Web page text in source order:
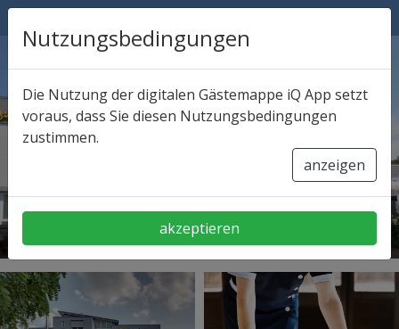
HOTEL MERKUR
Nutzungsbedingungen
Die Nutzung der digitalen Gästemappe iQ App setzt
voraus, dass Sie diesen Nutzungsbedingungen
zustimmen.
anzeigen
akzeptieren